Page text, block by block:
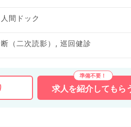
間ドック
（二次読影）, 巡回健診
求人を紹介してもら